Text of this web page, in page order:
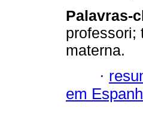
Palavras-
professori;
materna.
·
em